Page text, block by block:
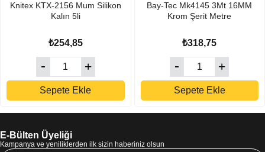
Knitex KTX-2156 Mum Silikon
Kalın 5li
₺254,85
Sepete Ekle
Bay-Tec Mk4145 3Mt 16MM
Krom Şerit Metre
₺318,75
Sepete Ekle
E-Bülten Üyeliği
Kampanya ve yeniliklerden ilk sizin haberiniz olsun